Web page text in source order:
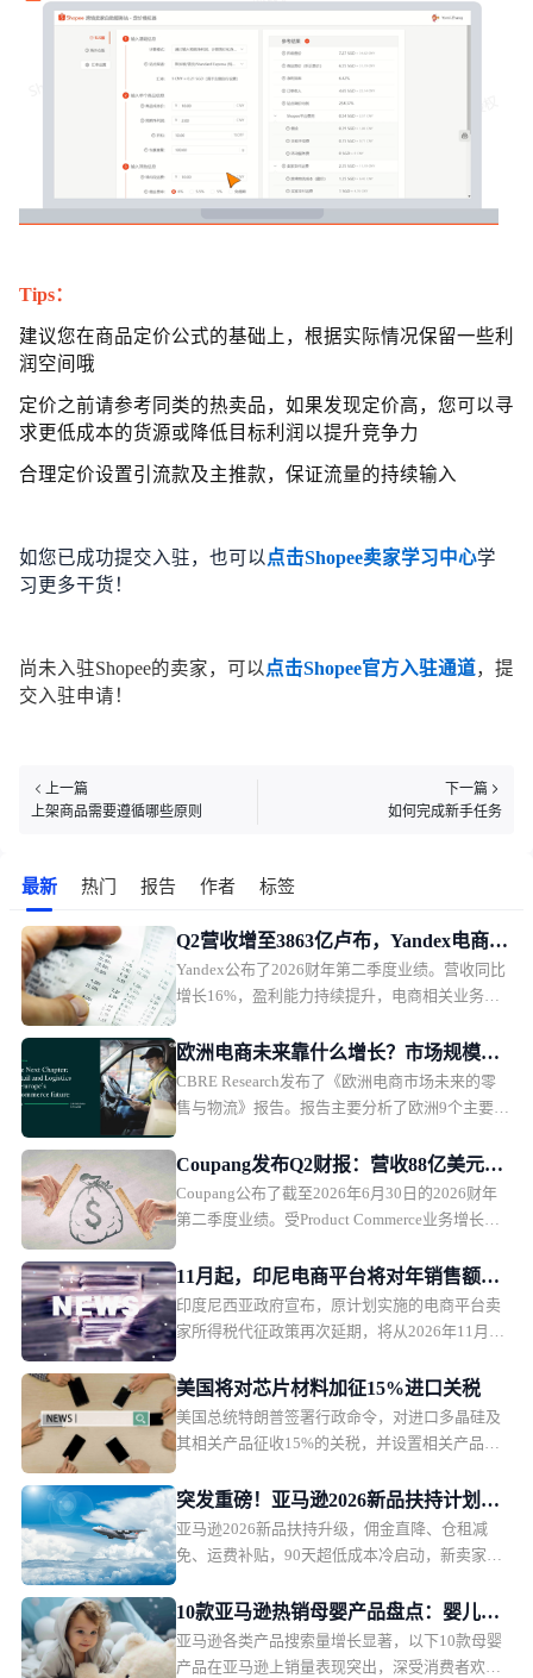
Tips：
建议您在商品定价公式的基础上，根据实际情况保留一些利
润空间哦
定价之前请参考同类的热卖品，如果发现定价高，您可以寻
求更低成本的货源或降低目标利润以提升竞争力
合理定价设置引流款及主推款，保证流量的持续输入
如您已成功提交入驻，也可以 点击Shopee卖家学习中心学
习更多干货！
尚未入驻Shopee的卖家，可以 点击Shopee官方入驻通道，提
交入驻申请！
上一篇
上架商品需要遵循哪些原则
下一篇
如何完成新手任务
最新 热门 报告 作者 标签
Q2营收增至3863亿卢布，Yandex电商业
务首次盈利
Yandex公布了2026财年第二季度业绩。营收同比
增长16%，盈利能力持续提升，电商相关业务首
欧洲电商未来靠什么增长？市场规模、
品类与物流全面解析
CBRE Research发布了《欧洲电商市场未来的零
售与物流》报告。报告主要分析了欧洲9个主要市
市场趋势，探讨未来欧洲电商市场的发展方向。
Coupang发布Q2财报：营收88亿美元，
盈利能力承压
Coupang公布了截至2026年6月30日的2026财年
第二季度业绩。受Product Commerce业务增长放
持增长，但利润承压。
11月起，印尼电商平台将对年销售额超5
亿卢比卖家征税
印度尼西亚政府宣布，原计划实施的电商平台卖
家所得税代征政策再次延期，将从2026年11月1
要是为了在当前经济环境下维护消费者购买力，
政策本身内容不会改变，只是推迟实施时间。
美国将对芯片材料加征15%进口关税
美国总统特朗普签署行政命令，对进口多晶硅及
其相关产品征收15%的关税，并设置相关产品的
效。
突发重磅！亚马逊2026新品扶持计划出
炉，物流、仓储、佣金三重补贴
亚马逊2026新品扶持升级，佣金直降、仓租减
免、运费补贴，90天超低成本冷启动，新卖家红
10款亚马逊热销母婴产品盘点：婴儿护
理产品月销过万
亚马逊各类产品搜索量增长显著，以下10款母婴
产品在亚马逊上销量表现突出，深受消费者欢